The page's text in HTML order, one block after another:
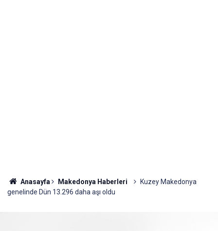
Anasayfa Makedonya Haberleri
Kuzey Makedonya
genelinde Dün 13.296 daha aşı oldu